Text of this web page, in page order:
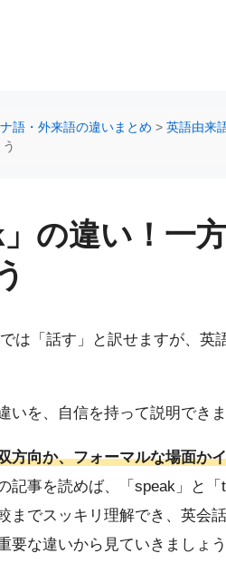
語・外来語の違いまとめ > 英語由来
の違い！一
は「話す」と訳せますが、英
いを、自信を持って説明でき
方向か、フォーマルな場面か
記事を読めば、「speak」と
までスッキリ理解でき、英会
な違いから見ていきましょう